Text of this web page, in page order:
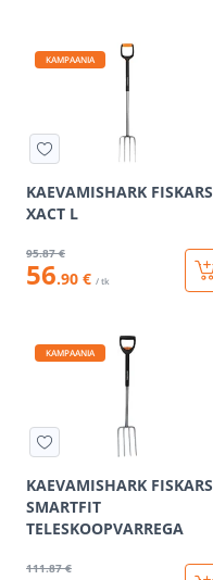
KAMPAANIA
KAEVAMISHARK FISKARS
XACT L
95.87 €
56.90 € / tk
KAMPAANIA
KAEVAMISHARK FISKARS
SMARTFIT
TELESKOOPVARREGA
111.87 €